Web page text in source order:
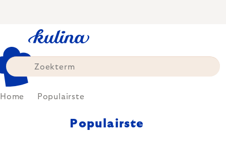
Home Populairste
Populairste